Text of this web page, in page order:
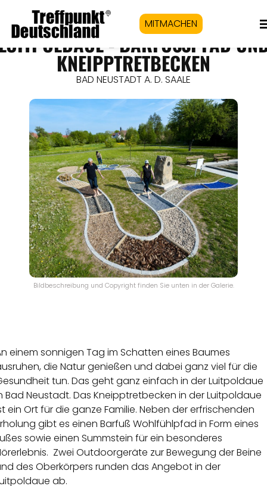
MITMACHEN
- BARFUSSPFAD UND
NEIPPTRETBECKEN
BAD NEUSTADT A. D. SAALE
Bildbeschreibung und Copyright finden Sie unten in der Galerie.
einem sonnigen Tag im Schatten eines Baumes
die Natur genießen und dabei ganz viel für die
tun. Das geht ganz einfach in der Luitpoldaue
Bad Neustadt. Das Kneipptretbecken in der Luitpoldaue
ein Ort für die ganze Familie. Neben der erfrischenden
gibt es einen Barfuß Wohlfühlpfad in Form eines
sowie einen Summstein für ein besonderes
Zwei Outdoorgeräte zur Bewegung der Beine
des Oberkörpers runden das Angebot in der
ab.